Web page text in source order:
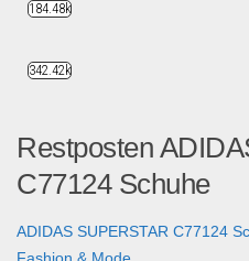
Restposten
C77124 Schuhe
ADIDAS SUPERSTAR C77124
184.48k
342.42k